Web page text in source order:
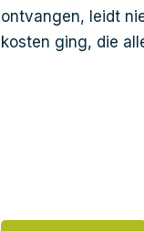
ontvangen, leidt
kosten ging, die